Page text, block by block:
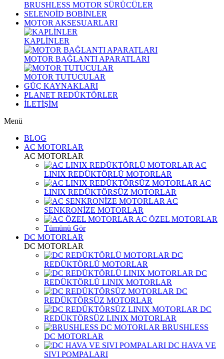
BRUSHLESS MOTOR SÜRÜCÜLER
SELENOİD BOBİNLER
MOTOR AKSESUARLARI
KAPLİNLER
MOTOR BAĞLANTI APARATLARI
MOTOR TUTUCULAR
GÜÇ KAYNAKLARI
PLANET REDÜKTÖRLER
İLETİŞİM
Menü
BLOG
AC MOTORLAR
AC MOTORLAR
AC
LINIX REDÜKTÖRLÜ MOTORLAR
AC
LINIX REDÜKTÖRSÜZ MOTORLAR
AC
SENKRONİZE MOTORLAR
AC ÖZEL MOTORLAR
Tümünü Gör
DC MOTORLAR
DC MOTORLAR
DC
REDÜKTÖRLÜ MOTORLAR
DC
REDÜKTÖRLÜ LINIX MOTORLAR
DC
REDÜKTÖRSÜZ MOTORLAR
DC
REDÜKTÖRSÜZ LINIX MOTORLAR
BRUSHLESS
DC MOTORLAR
DC HAVA VE
SIVI POMPALARI